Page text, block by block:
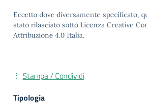
Eccetto dove diversamente specificato,
stato rilasciato sotto Licenza Creative
Attribuzione 4.0 Italia.
Stampa / Condividi
Tipologia